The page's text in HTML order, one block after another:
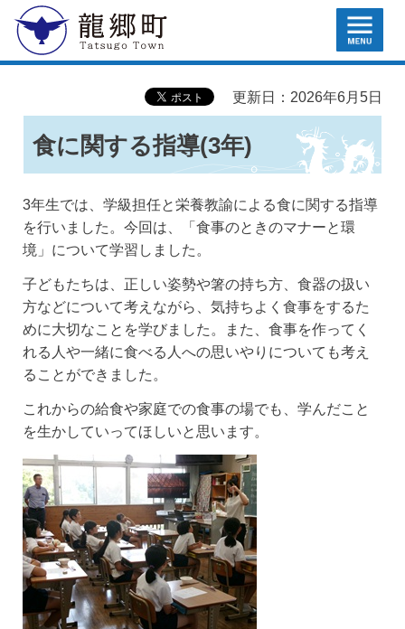
龍郷町 MENU
更新日：2026年6月5日
食に関する指導(3年)
3年生では、学級担任と栄養教諭による食に関する指導
を行いました。今回は、「食事のときのマナーと環
境」について学習しました。
子どもたちは、正しい姿勢や箸の持ち方、食器の扱い
方などについて考えながら、気持ちよく食事をするた
めに大切なことを学びました。また、食事を作ってく
れる人や一緒に食べる人への思いやりについても考え
ることができました。
これからの給食や家庭での食事の場でも、学んだこと
を生かしていってほしいと思います。